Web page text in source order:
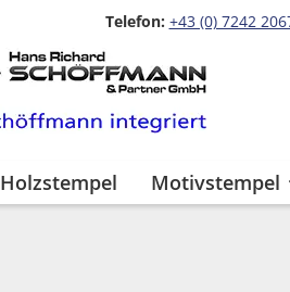
Telefon: +43 (0) 7242
Holzstempel Motivstempel